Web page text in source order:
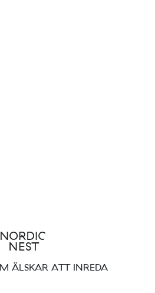
ÄLSKAR ATT INREDA